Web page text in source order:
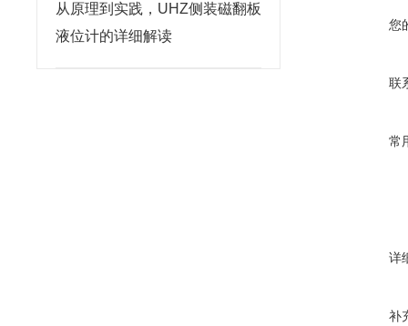
从原理到实践，UHZ侧装磁翻板
液位计的详细解读
您
联
常
详
补